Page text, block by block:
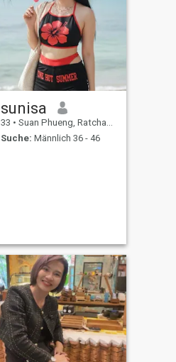
sunisa
33 • Suan Phueng, Ratchaburi, Thailand
Suche: Männlich 36 - 46